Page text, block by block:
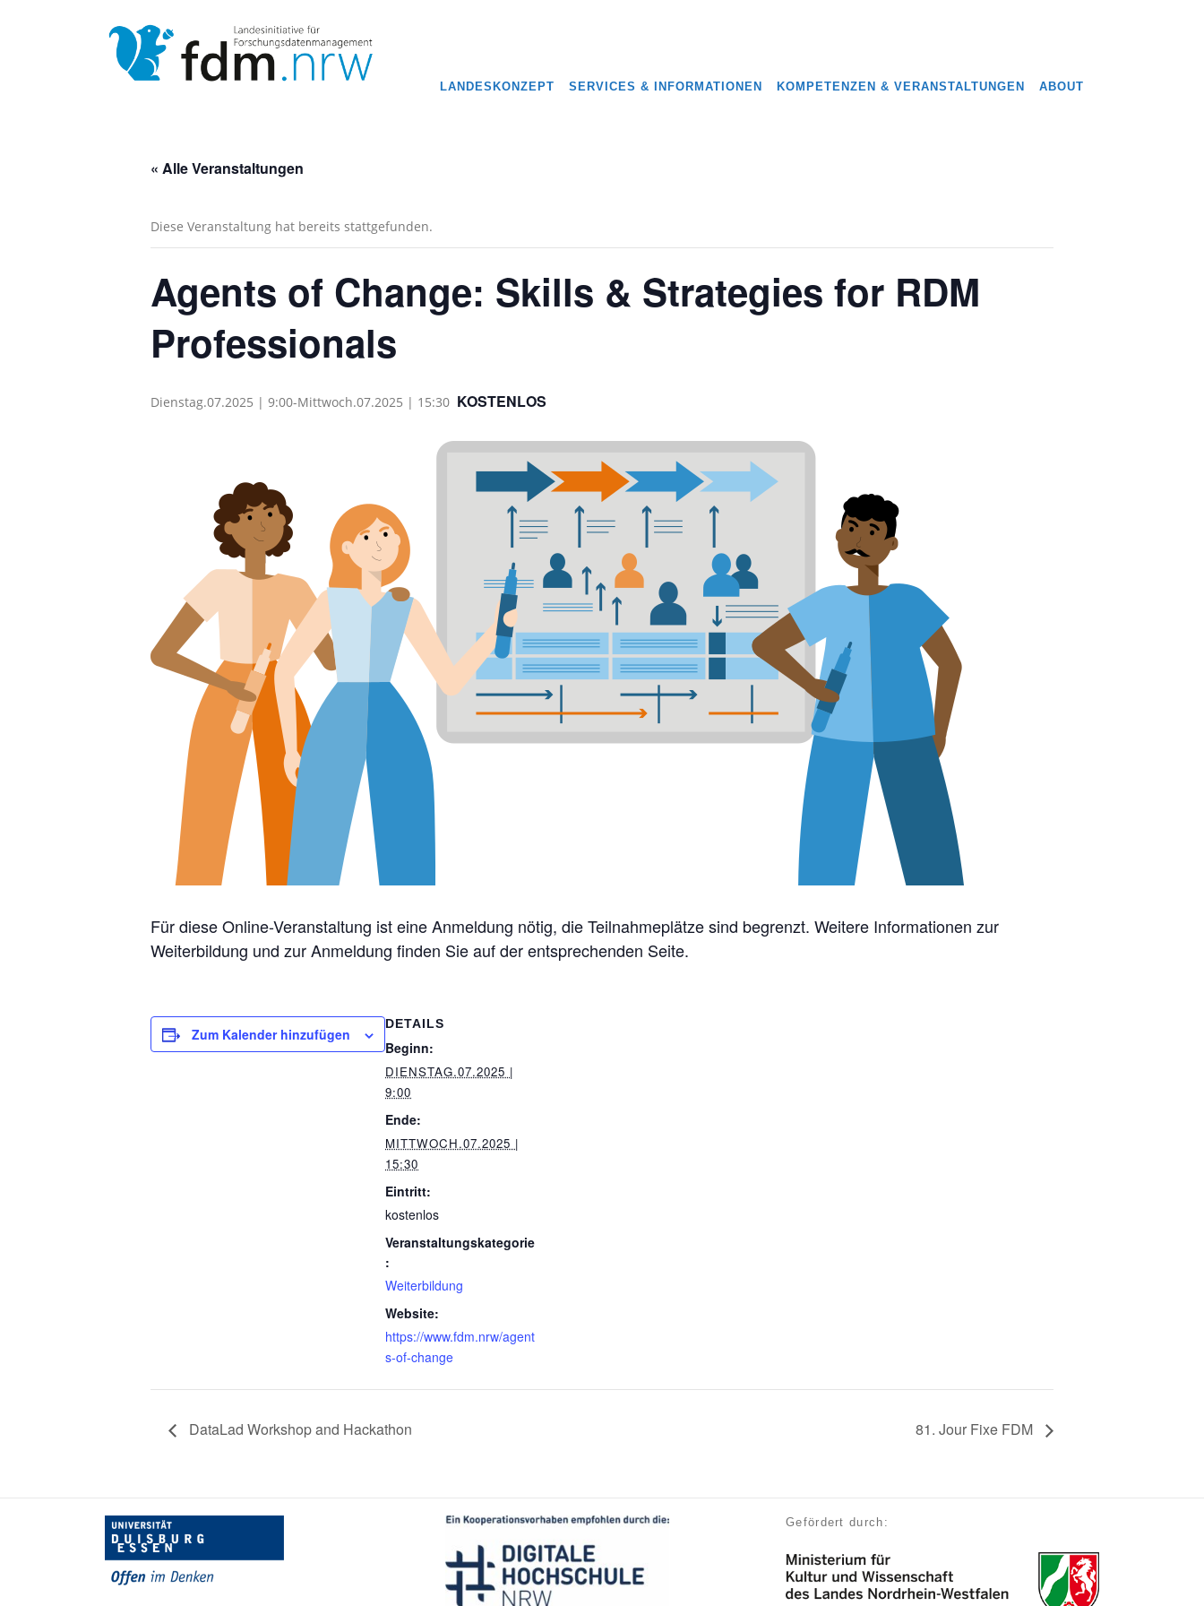
LANDESKONZEPT SERVICES & INFORMATIONEN KOMPETENZEN & VERANSTALTUNGEN ABOUT
« Alle Veranstaltungen
Diese Veranstaltung hat bereits stattgefunden.
Agents of Change: Skills & Strategies for RDM
Professionals
Dienstag.07.2025 | 9:00-Mittwoch.07.2025 | 15:30 KOSTENLOS
Für diese Online-Veranstaltung ist eine Anmeldung nötig, die Teilnahmeplätze sind begrenzt. Weitere Informationen zur
Weiterbildung und zur Anmeldung finden Sie auf der entsprechenden Seite.
Zum Kalender hinzufügen
DETAILS
Beginn:
DIENSTAG.07.2025 |
9:00
Ende:
MITTWOCH.07.2025 |
15:30
Eintritt:
kostenlos
Veranstaltungskategorie
:
Weiterbildung
Website:
https://www.fdm.nrw/agent
s-of-change
DataLad Workshop and Hackathon 81. Jour Fixe FDM
Gefördert durch: